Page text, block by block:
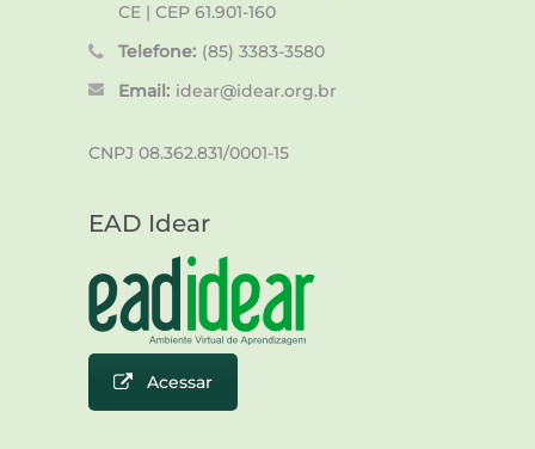
CE | CEP 61.901-160
Telefone: (85) 3383-3580
Email: idear@idear.org.br
CNPJ 08.362.831/0001-15
EAD Idear
Acessar